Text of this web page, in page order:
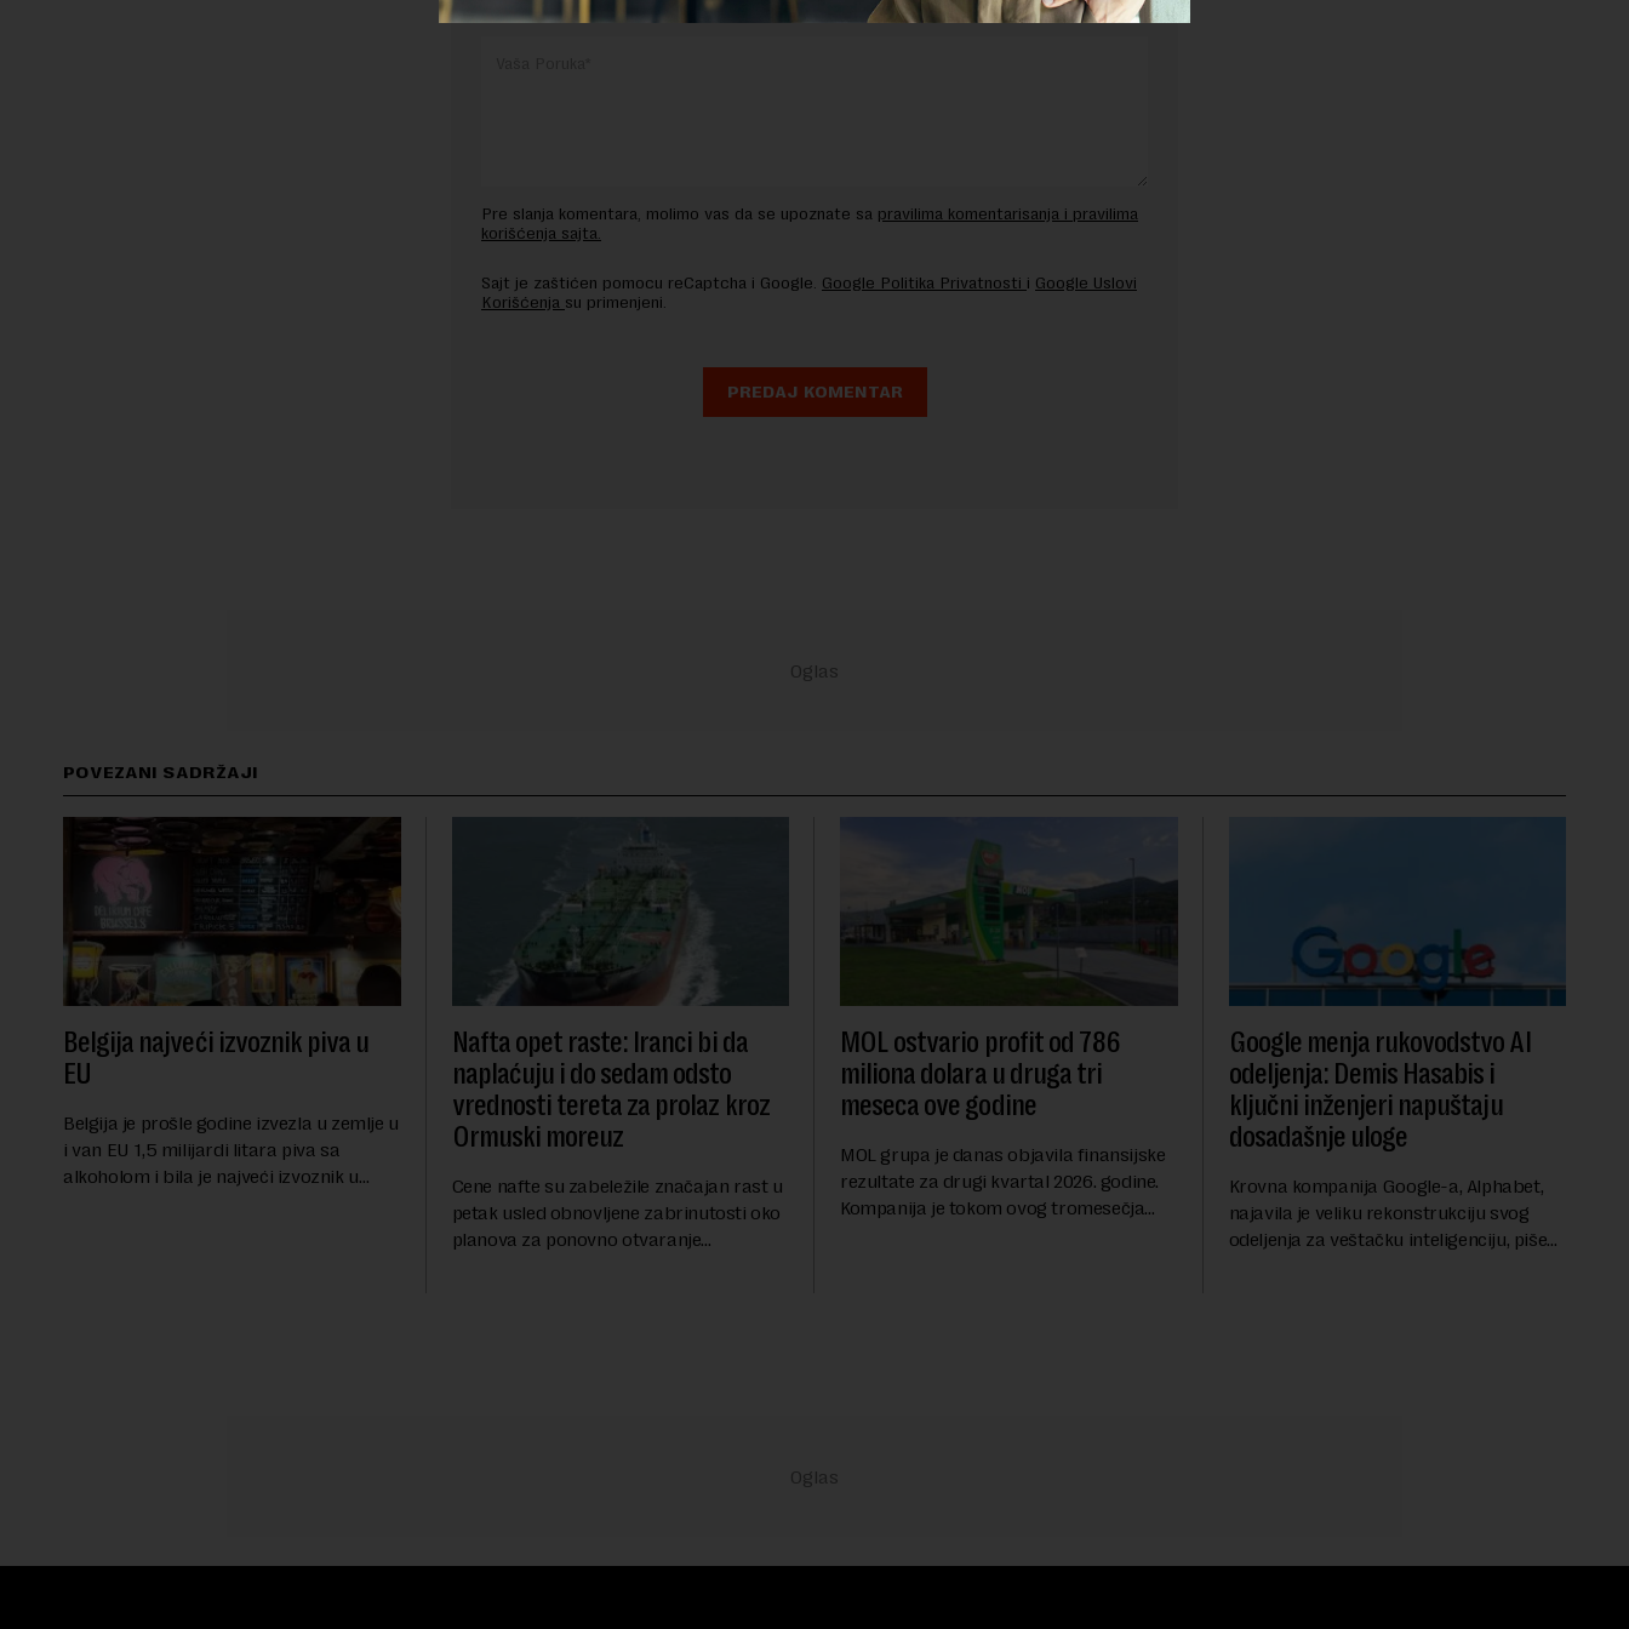
Pre slanja komentara, molimo vas da se upoznate sa pravilima komentarisanja i pravilima
korišćenja sajta.
Sajt je zaštićen pomocu reCaptcha i Google. Google Politika Privatnosti i Google Uslovi
Korišćenja su primenjeni.
POVEZANI SADRŽAJI
Belgija najveći izvoznik piva u
EU
Belgija je prošle godine izvezla u zemlje u
i van EU 1,5 milijardi litara piva sa
alkoholom i bila je najveći izvoznik u
Nafta opet raste: Iranci bi da
naplaćuju i do sedam odsto
vrednosti tereta za prolaz kroz
Ormuski moreuz
Cene nafte su zabeležile značajan rast u
petak usled obnovljene zabrinutosti oko
planova za ponovno otvaranje
MOL ostvario profit od 786
miliona dolara u druga tri
meseca ove godine
MOL grupa je danas objavila finansijske
rezultate za drugi kvartal 2026. godine.
Kompanija je tokom ovog tromesečja
Google menja rukovodstvo AI
odeljenja: Demis Hasabis i
ključni inženjeri napuštaju
dosadašnje uloge
Krovna kompanija Google-a, Alphabet,
najavila je veliku rekonstrukciju svog
odeljenja za veštačku inteligenciju, piše